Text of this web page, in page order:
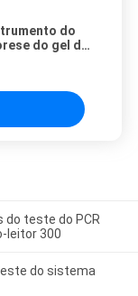
do
do gel de
teste do PCR
leitor 300
do sistema